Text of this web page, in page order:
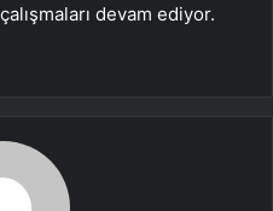
devam ediyor.